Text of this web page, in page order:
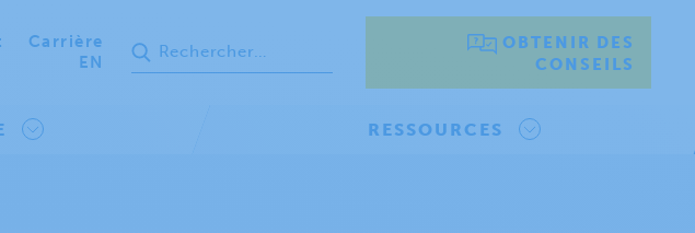
Carrière
EN
OBTENIR DES
CONSEILS
RESSOURCES